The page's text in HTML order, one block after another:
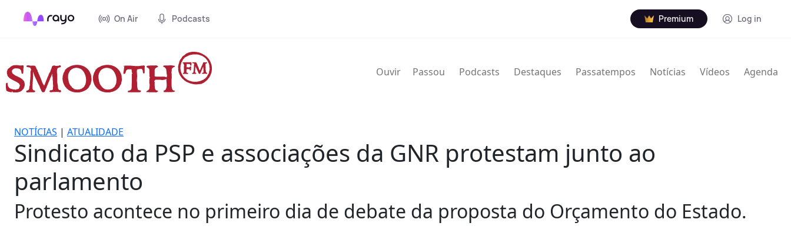
On Air Podcasts Premium Log in
Ouvir Passou Podcasts Destaques Passatempos Notícias Vídeos Agenda
NOTÍCIAS | ATUALIDADE
Sindicato da PSP e associações da GNR protestam junto ao
parlamento
Protesto acontece no primeiro dia de debate da proposta do Orçamento do Estado.